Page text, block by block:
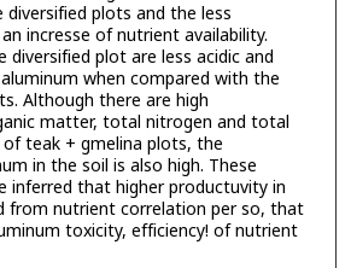
plots and the less
incresse of nutrient availability.
diversified plot are less acidic and
when compared with the
Although there are high
matter, total nitrogen and total
teak + gmelina plots, the
in the soil is also high. These
inferred that higher productuvity in
from nutrient correlation per so, that
toxicity, efficiency! of nutrient